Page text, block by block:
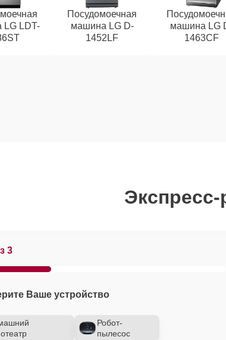
LDT-
Посудомоечная
машина LG D-
1452LF
машина LG
1463CF
3
Ваше устройство
Робот-
пылесос